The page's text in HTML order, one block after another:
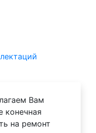
Вам
конечная
на ремонт